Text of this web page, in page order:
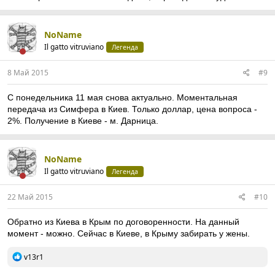
NoName
Il gatto vitruviano Легенда
8 Май 2015 #9
С понедельника 11 мая снова актуально. Моментальная
передача из Симфера в Киев. Только доллар, цена вопроса -
2%. Получение в Киеве - м. Дарница.
NoName
Il gatto vitruviano Легенда
22 Май 2015 #10
Обратно из Киева в Крым по договоренности. На данный
момент - можно. Сейчас в Киеве, в Крыму забирать у жены.
Р
v13r1